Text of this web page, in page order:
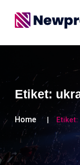
Etiket:
Home Etiket: